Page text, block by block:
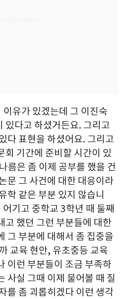
유가 있겠는데 그 이진숙
있다고 하셨거든요. 그리고
다 표현을 하셨어요. 그리고
회 기간에 준비할 시간이 있
름은 좀 이제 공부를 했을 건
문 그 사건에 대한 대응이라
학 같은 부분 있지 않습니
기고 중학교 3학년 때 둘째
고 했던 그런 부분들에 대한
그 부분에 대해서 좀 집중을
교육 현안, 유초중등 교육
이런 부분들이 조금 부족하
사실 그때 이제 물어볼 때 질
를 좀 괴롭히겠다 이런 생각